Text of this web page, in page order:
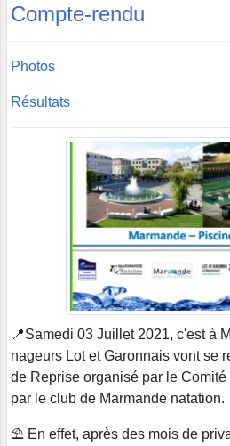
Compte-rendu
Photos
Résultats
📍Samedi 03 Juillet 2021, c'est à
nageurs Lot et Garonnais vont se
de Reprise organisé par le
par le club de Marmande natation.
⛱ En effet, après des mois de